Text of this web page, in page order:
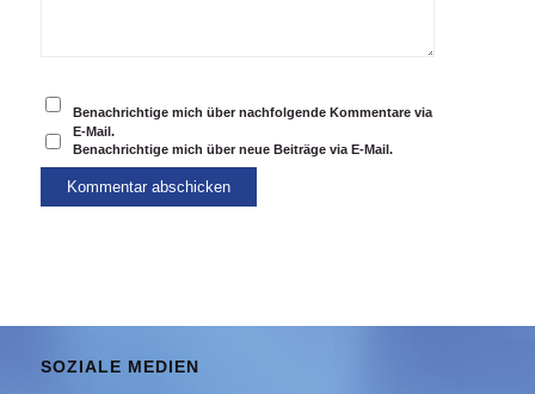
Benachrichtige mich über nachfolgende Kommentare via
E-Mail.
Benachrichtige mich über neue Beiträge via E-Mail.
SOZIALE MEDIEN